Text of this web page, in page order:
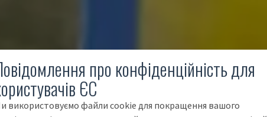
про конфіденційність для
ЄС
використовуємо файли cookie для покращення вашого